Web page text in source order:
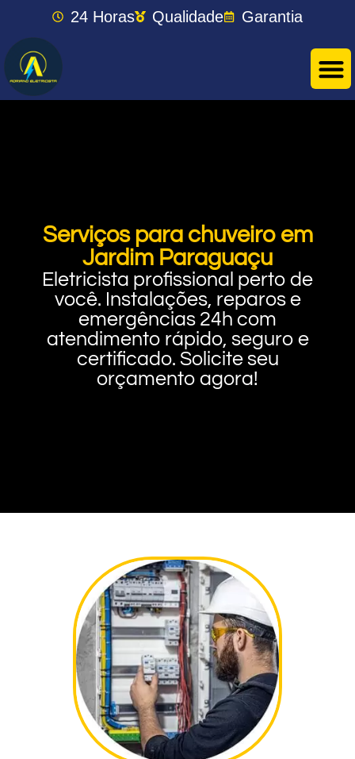
24 Horas Qualidade Garantia
Serviços para chuveiro em
Jardim Paraguaçu
Eletricista profissional perto de
você. Instalações, reparos e
emergências 24h com
atendimento rápido, seguro e
certificado. Solicite seu
orçamento agora!